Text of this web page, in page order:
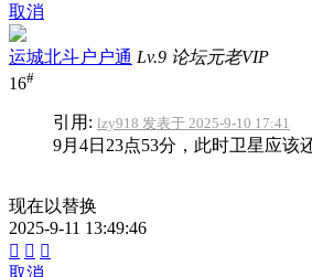
取消
运城北斗户户通 Lv.9 论坛元老VIP
16#
引用: lzy918 发表于 2025-9-10 17:41
9月4日23点53分，此时卫星应该
现在以替换
2025-9-11 13:49:46
  
取消